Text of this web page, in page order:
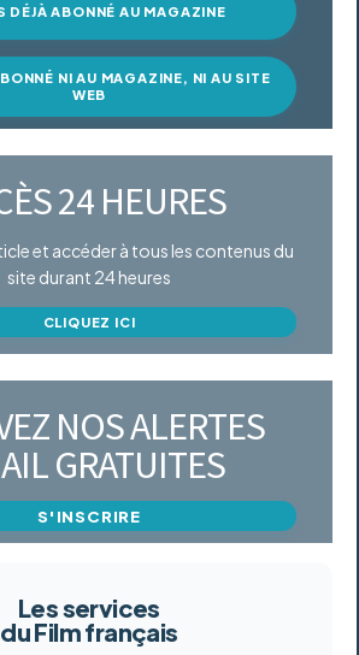
DÉJÀ ABONNÉ AU MAGAZINE
NI AU MAGAZINE, NI AU SITE
WEB
24 HEURES
et accéder à tous les contenus du
site durant 24 heures
CLIQUEZ ICI
NOS ALERTES
GRATUITES
S'INSCRIRE
Les services
du Film français